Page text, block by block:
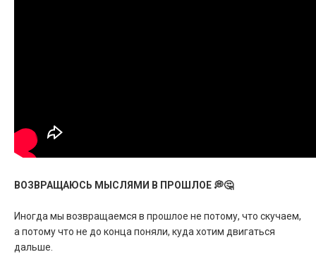
ВОЗВРАЩАЮСЬ МЫСЛЯМИ В ПРОШЛОЕ 💭🤔
Иногда мы возвращаемся в прошлое не потому, что скучаем,
а потому что не до конца поняли, куда хотим двигаться
дальше.